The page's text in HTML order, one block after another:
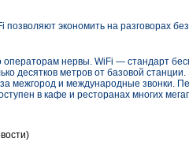
экономить на разговорах
нервы. WiFi — стандарт
десятков метров от базовой
межгород и международные звонки.
в кафе и ресторанах многих